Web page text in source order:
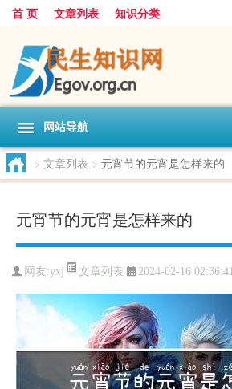
首 页 文章列表 知识分类
网站导航
> 文章列表 > 元宵节的元宵是怎样来的
元宵节的元宵是怎样来的
网友:yxj 文章列表 2024-02-16 02:36:41